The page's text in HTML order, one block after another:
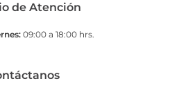
de Atención
09:00 a 18:00 hrs.